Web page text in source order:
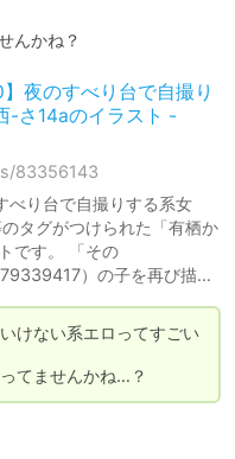
んかね？
夜のすべり台で自撮り
-さ14aのイラスト -
83356143
べり台で自撮りする系女
タグがつけられた「有栖か
です。 「その
）の子を再び描…
けない系エロってすごい
てませんかね…？